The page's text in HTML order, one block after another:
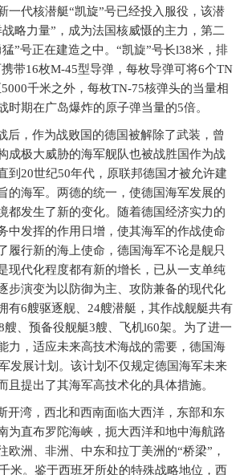
一代核潜艇“凯旋”号已经投入服役，该潜
略力量”，成为法国核威慑的主力，第二
”号正在建造之中。“凯旋”号长l38米，排
带16枚M-45型导弹，每枚导弹可将6个TN
5000千米之外，每枚TN-75核弹头的当量相
时期在广岛爆炸的原子弹当量的5倍。
后，作为战败国的德国被解除了武装，曾
成极大威胁的海军舰队也被战胜国作为战
到 20世纪50年代，原联邦德国才被允许建
的海军。两德的统一，使德国海军发展的
都发生了新的变化。随着德国经济实力的
中发挥的作用日增，使其海军的作战使命
履行新的海上使命，德国海军不论是舰只
现代化程度都有新的增长，已从一支单纯
步演变为以防御为主、攻防兼备的现代化
有6艘驱逐舰、 24艘潜艇，其作战舰艇共有
艘、预备役舰艇3艘、飞机l60架。为了进一
力，适应未来高技术海战的需要，德国海
发展计划。该计划不仅规定德国海军未来
且提出了其海军高技术化的具体措施。
开湾，西北和西南面临大西洋，东部和东
为直布罗陀海峡，扼大西洋和地中海航路
欧洲、非洲、中东和拉丁美洲的“桥梁”，
米。鉴于西班牙所处的特殊战略地位，西